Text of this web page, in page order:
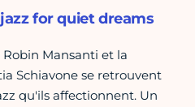
for quiet dreams
Mansanti et la
Schiavone se retrouvent
qu'ils affectionnent. Un